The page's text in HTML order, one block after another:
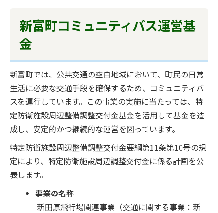
新富町コミュニティバス運営基
金
新富町では、公共交通の空白地域において、町民の日常
生活に必要な交通手段を確保するため、コミュニティバ
スを運行しています。この事業の実施に当たっては、特
定防衛施設周辺整備調整交付金基金を活用して基金を造
成し、安定的かつ継続的な運営を図っています。
特定防衛施設周辺整備調整交付金要綱第11条第10号の規
定により、特定防衛施設周辺調整交付金に係る計画を公
表します。
事業の名称
新田原飛行場関連事業（交通に関する事業：新